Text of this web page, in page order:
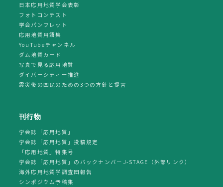
日本応用地質学会表彰
フォトコンテスト
学会パンフレット
応用地質用語集
YouTubeチャンネル
ダム地質カード
写真で見る応用地質
ダイバーシティー推進
震災後の国民のための3つの方針と提言
刊行物
学会誌「応用地質」
学会誌「応用地質」投稿規定
「応用地質」特集号
学会誌「応用地質」のバックナンバーJ-STAGE（外部リンク）
海外応用地質学調査団報告
シンポジウム予稿集